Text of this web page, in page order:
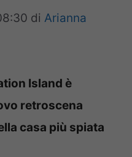
di Arianna
Island è
retroscena
casa più spiata